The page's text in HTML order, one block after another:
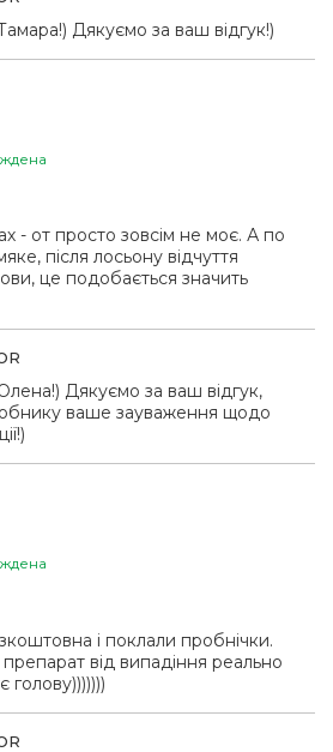
Дякуємо за ваш відгук!)
- от просто зовсім не моє. А по
після лосьону відчуття
це подобається значить
Дякуємо за ваш відгук,
ваше зауваження щодо
і поклали пробнічки.
від випадіння реально
голову)))))))